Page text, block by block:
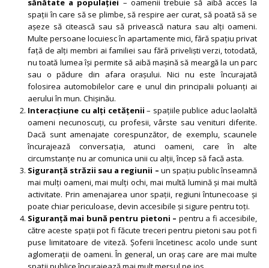
sănătate a populației – oamenii trebuie să aibă acces la
spații în care să se plimbe, să respire aer curat, să poată să se
așeze să citească sau să privească natura sau alți oameni.
Multe persoane locuiesc în apartamente mici, fără spațiu privat
față de alți membri ai familiei sau fără priveliști verzi, totodată,
nu toată lumea își permite să aibă mașină să meargă la un parc
sau o pădure din afara orașului. Nici nu este încurajată
folosirea automobilelor care e unul din principalii poluanți ai
aerului în mun. Chișinău.
Interacțiune cu alți cetățenii – spațiile publice aduc laolaltă
oameni necunoscuți, cu profesii, vârste sau venituri diferite.
Dacă sunt amenajate corespunzător, de exemplu, scaunele
încurajează conversația, atunci oameni, care în alte
circumstanțe nu ar comunica unii cu alții, încep să facă asta.
Siguranță străzii sau a regiunii – un spațiu public înseamnă
mai mulți oameni, mai mulți ochi, mai multă lumină și mai multă
activitate. Prin amenajarea unor spații, regiuni întunecoase și
poate chiar periculoase, devin accesibile și sigure pentru toți.
Siguranță mai bună pentru pietoni – pentru a fi accesibile,
către aceste spații pot fi făcute treceri pentru pietoni sau pot fi
puse limitatoare de viteză. Șoferii încetinesc acolo unde sunt
aglomerații de oameni. În general, un oraș care are mai multe